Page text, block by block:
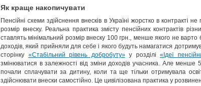
Як краще накопичувати
Пенсійні схеми здійснення внесків в Україні жорстко в контракті
розмір внеску. Реальна практика змісту пенсійних контрактів
ставлять мінімальний розмір внеску 100 грн., менше якого не
доходів, який прийняли для себе і якого будуть намагатися
сторінку «Стабільний рівень добробуту»у розділі «Ідеї
змінюватися в залежності від зміни доходів учасника. Але менше
почали сплачувати за дитину, коли та ще тільки отримувала
здійснювати внески самостійно. Це цивілізована практика у